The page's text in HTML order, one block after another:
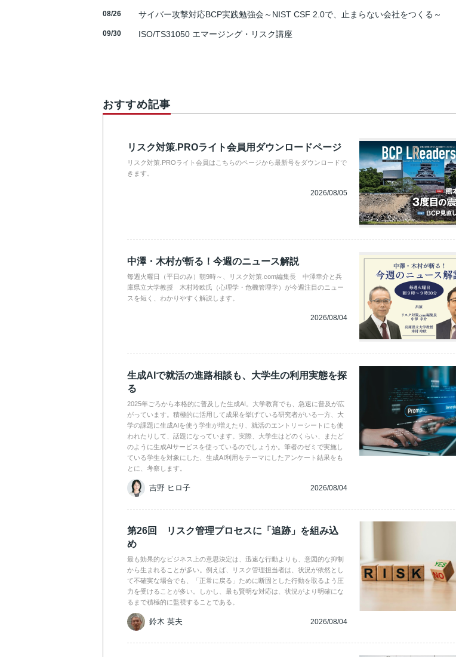
08/26 サイバー攻撃対応BCP実践勉強会～NIST CSF 2.0で、止まらない会社をつくる～
09/30 ISO/TS31050 エマージング・リスク講座
おすすめ記事
リスク対策.PROライト会員用ダウンロードページ
リスク対策.PROライト会員はこちらのページから最新号をダウンロードで
きます。
2026/08/05
中澤・木村が斬る！今週のニュース解説
毎週火曜日（平日のみ）朝9時～、リスク対策.com編集長 中澤幸介と兵
庫県立大学教授 木村玲欧氏（心理学・危機管理学）が今週注目のニュー
スを短く、わかりやすく解説します。
2026/08/04
生成AIで就活の進路相談も、大学生の利用実態を探
る
2025年ごろから本格的に普及した生成AI。大学教育でも、急速に普及が広
がっています。積極的に活用して成果を挙げている研究者がいる一方、大
学の課題に生成AIを使う学生が増えたり、就活のエントリーシートにも使
われたりして、話題になっています。実際、大学生はどのくらい、またど
のように生成AIサービスを使っているのでしょうか。筆者のゼミで実施し
ている学生を対象にした、生成AI利用をテーマにしたアンケート結果をも
とに、考察します。
吉野 ヒロ子 2026/08/04
第26回 リスク管理プロセスに「追跡」を組み込
め
最も効果的なビジネス上の意思決定は、迅速な行動よりも、意図的な抑制
から生まれることが多い。例えば、リスク管理担当者は、状況が依然とし
て不確実な場合でも、「正常に戻る」ために断固とした行動を取るよう圧
力を受けることが多い。しかし、最も賢明な対応は、状況がより明確にな
るまで積極的に監視することである。
鈴木 英夫 2026/08/04